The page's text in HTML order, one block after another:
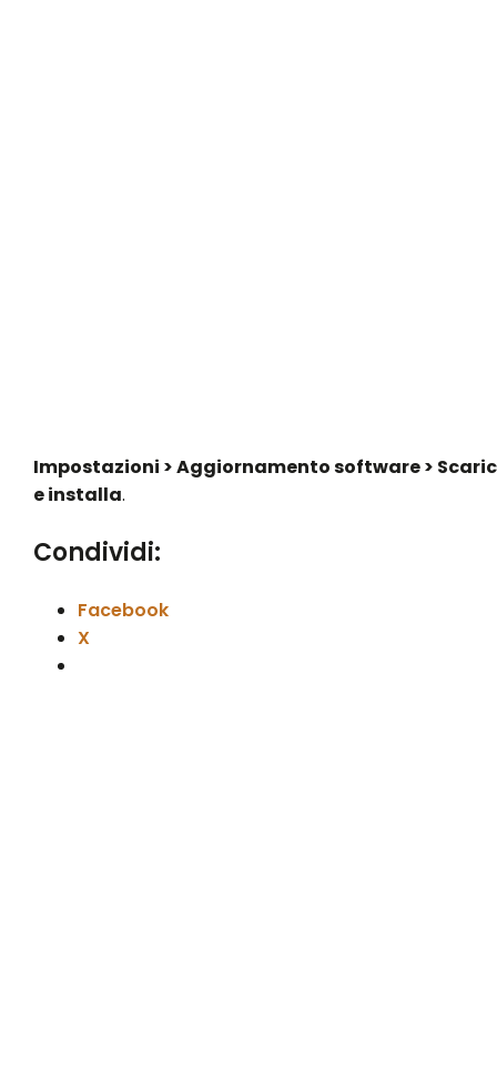
Impostazioni > Aggiornamento software >
e installa.
Condividi:
Facebook
X